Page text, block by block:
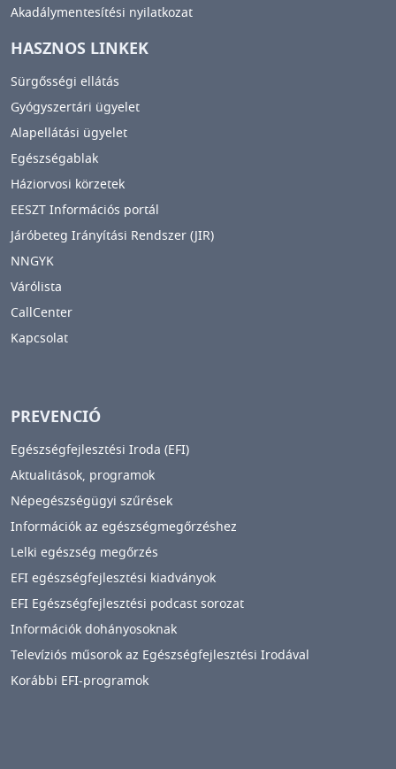
Akadálymentesítési nyilatkozat
HASZNOS LINKEK
Sürgősségi ellátás
Gyógyszertári ügyelet
Alapellátási ügyelet
Egészségablak
Háziorvosi körzetek
EESZT Információs portál
Járóbeteg Irányítási Rendszer (JIR)
NNGYK
Várólista
CallCenter
Kapcsolat
PREVENCIÓ
Egészségfejlesztési Iroda (EFI)
Aktualitások, programok
Népegészségügyi szűrések
Információk az egészségmegőrzéshez
Lelki egészség megőrzés
EFI egészségfejlesztési kiadványok
EFI Egészségfejlesztési podcast sorozat
Információk dohányosoknak
Televíziós műsorok az Egészségfejlesztési Irodával
Korábbi EFI-programok